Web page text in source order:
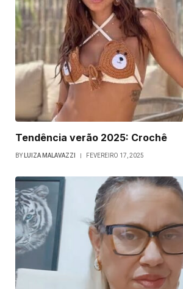
Tendência verão 2025: Crochê
BY LUIZA MALAVAZZI FEVEREIRO 17, 2025